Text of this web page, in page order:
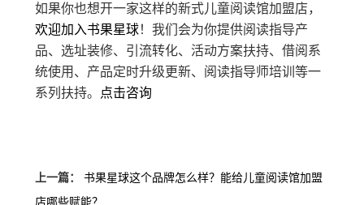
如果你也想开一家这样的新式儿童阅读馆加盟店，
欢迎加入书果星球！我们会为你提供阅读指导产
品、选址装修、引流转化、活动方案扶持、借阅系
统使用、产品定时升级更新、阅读指导师培训等一
系列扶持。
点击咨询
上一篇：
书果星球这个品牌怎么样？能给儿童阅读馆加盟
店哪些赋能？